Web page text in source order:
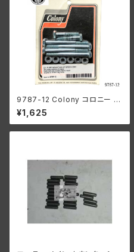
9787-12 Colony コロニー オ
イルポンプ マウント キット 亜鉛
メッキ ハーレーダビッドソン 19
78−91年 ビッグツイン
¥1,625